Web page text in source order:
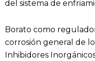
del sistema de
Borato como
corrosión general de
Inhibidores